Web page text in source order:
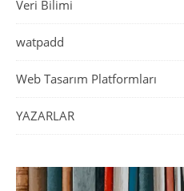
Veri Bilimi
watpadd
Web Tasarım Platformları
YAZARLAR